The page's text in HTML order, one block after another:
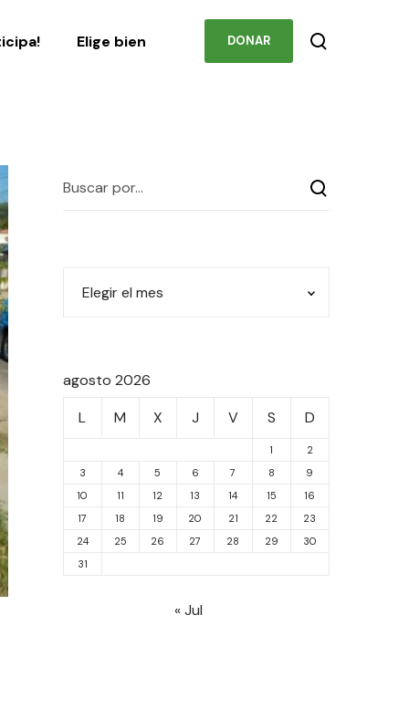
Elige bien DONAR
agosto 2026
L
M X J V S D
1
2
3
4 5 6 7 8
9
10
11 12 13 14 15
16
17
18 19 20 21 22
23
24
25 26 27 28 29
30
31
« Jul